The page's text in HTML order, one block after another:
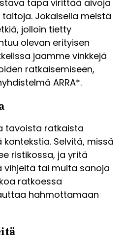
tapa virittää aivoja
Jokaisella meistä
jolloin tietty
olevan erityisen
jaamme vinkkejä
ratkaisemiseen,
ARRA*.
tavoista ratkaista
Selvitä, missä
ristikossa, ja yritä
vihjeitä tai muita sanoja
ratkoessa
hahmottamaan